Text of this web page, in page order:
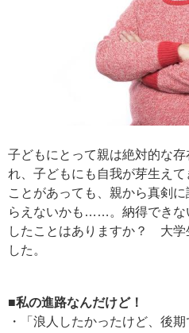
子どもにとって親は絶対的な
れ、子どもにも自我が芽生え
ことがあっても、親から真剣
らえないかも……。納得できな
したことはありますか？ 大学
した。
■私の進路なんだけど！
・「浪人したかったけど、後